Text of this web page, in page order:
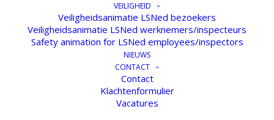
VEILIGHEID
Veiligheidsanimatie LSNed bezoekers
Veiligheidsanimatie LSNed werknemers/inspecteurs
Safety animation for LSNed employees/inspectors
NIEUWS
CONTACT
Contact
Klachtenformulier
Vacatures
Maatregelen i.v.m.
hoogspanningsbeïnvloeding
op stalen buisleidingen